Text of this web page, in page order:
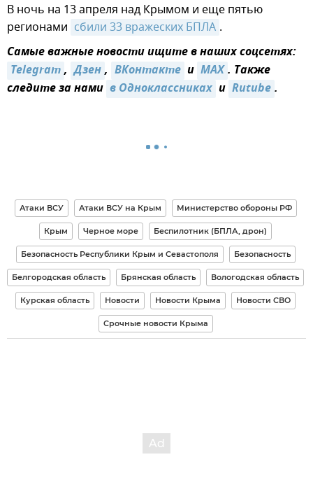
В ночь на 13 апреля над Крымом и еще пятью
регионами сбили 33 вражеских БПЛА .
Самые важные новости ищите в наших соцсетях:
Telegram, Дзен, ВКонтакте и MAX. Также
следите за нами в Одноклассниках и Rutube.
Атаки ВСУ Атаки ВСУ на Крым Министерство обороны РФ
Крым Черное море Беспилотник (БПЛА, дрон)
Безопасность Республики Крым и Севастополя Безопасность
Белгородская область Брянская область Вологодская область
Курская область Новости Новости Крыма Новости СВО
Срочные новости Крыма